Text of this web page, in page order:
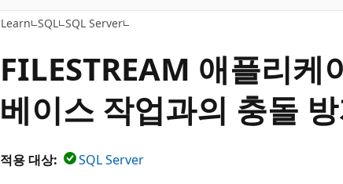
너
뛰
Learn SQL SQL Server
FILESTREAM 애플리케
베이스 작업과의 충돌
적용 대상: SQL Server